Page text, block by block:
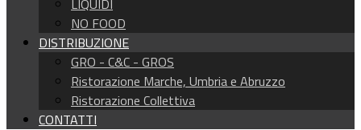
LIQUIDI
NO FOOD
DISTRIBUZIONE
GRO - C&C - GROS
Ristorazione Marche, Umbria e Abruzzo
Ristorazione Collettiva
CONTATTI